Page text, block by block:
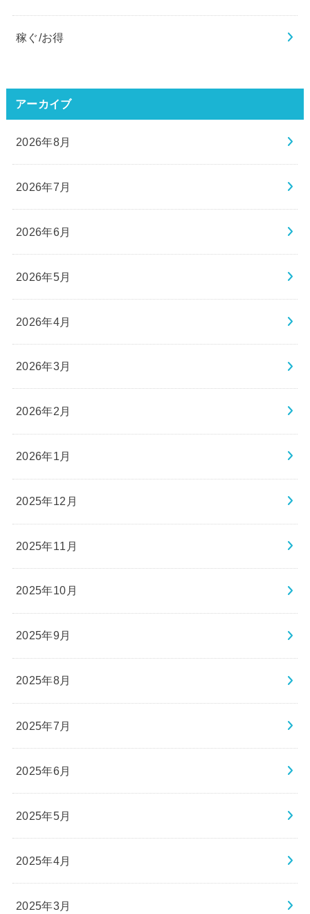
稼ぐ/お得
アーカイブ
2026年8月
2026年7月
2026年6月
2026年5月
2026年4月
2026年3月
2026年2月
2026年1月
2025年12月
2025年11月
2025年10月
2025年9月
2025年8月
2025年7月
2025年6月
2025年5月
2025年4月
2025年3月